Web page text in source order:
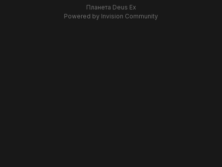
Планета Deus Ex
Powered by Invision Community